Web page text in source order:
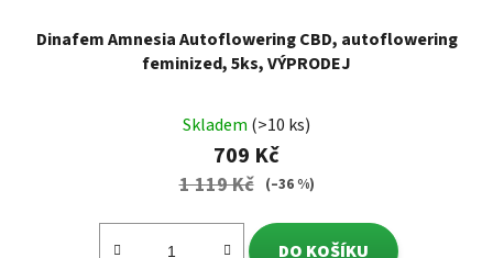
Dinafem Amnesia Autoflowering CBD, autoflowering
feminized, 5ks, VÝPRODEJ
Skladem (>10 ks)
709 Kč
1 119 Kč (–36 %)
DO KOŠÍKU